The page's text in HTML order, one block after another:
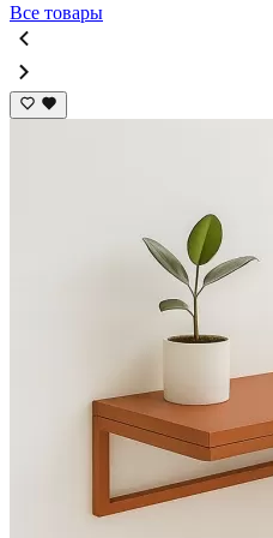
Все товары